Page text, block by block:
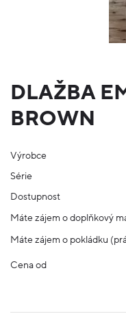
DLAŽBA
BROWN
Výrobce
Série
Dostupnost
Máte zájem o doplňkový
Máte zájem o pokládku
Cena od